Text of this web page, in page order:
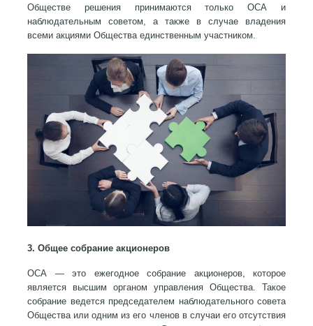
Обществе решения принимаются только ОСА и
наблюдательным советом, а также в случае владения
всеми акциями Общества единственным участником.
3. Общее собрание акционеров
ОСА — это ежегодное собрание акционеров, которое
является высшим органом управления Общества. Такое
собрание ведется председателем наблюдательного совета
Общества или одним из его членов в случаи его отсутствия